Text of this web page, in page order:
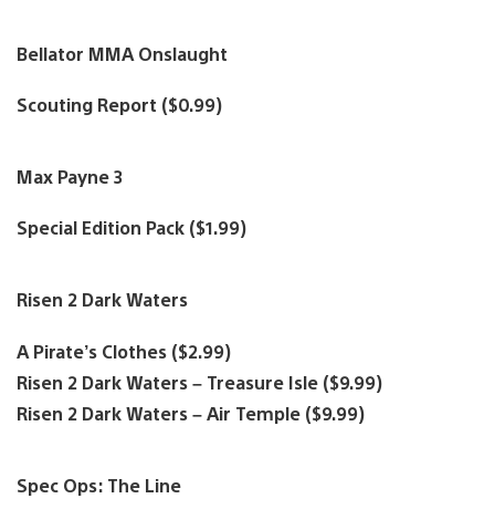
Bellator MMA Onslaught
Scouting Report ($0.99)
Max Payne 3
Special Edition Pack ($1.99)
Risen 2 Dark Waters
A Pirate’s Clothes ($2.99)
Risen 2 Dark Waters – Treasure Isle ($9.99)
Risen 2 Dark Waters – Air Temple ($9.99)
Spec Ops: The Line